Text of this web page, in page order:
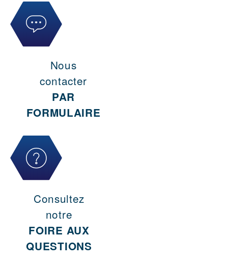
Nous
contacter
PAR
FORMULAIRE
Consultez
notre
FOIRE AUX
QUESTIONS